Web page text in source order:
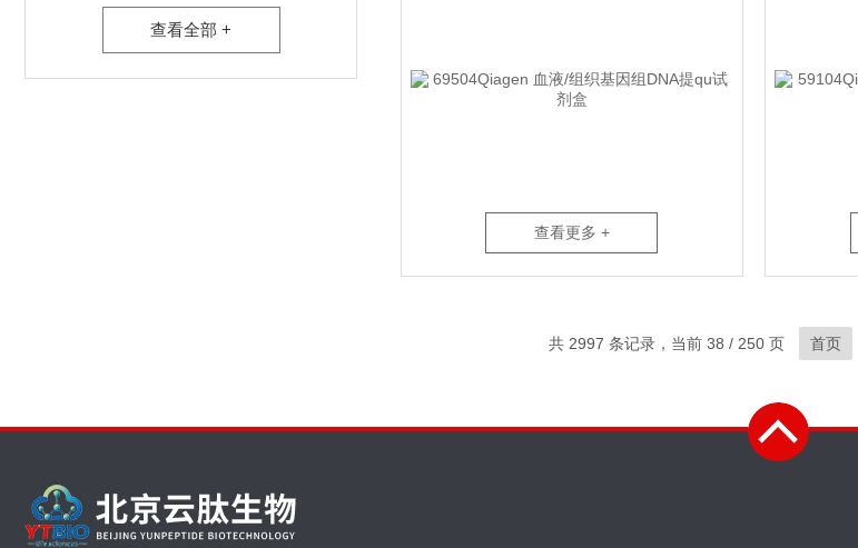
查看全部 +
查看更多 +
共 2997 条记录，当前 38 / 250 页 首页